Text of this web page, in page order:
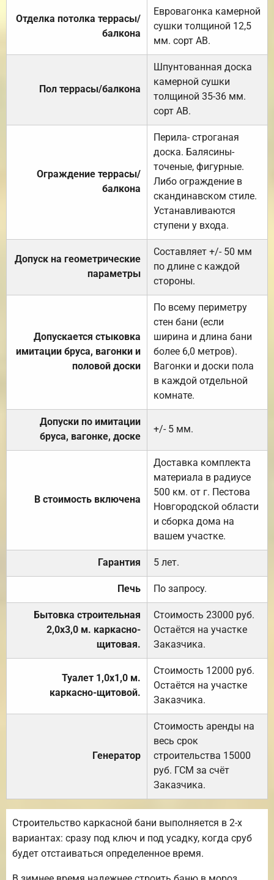
Отделка потолка террасы/
балкона
Евровагонка камерной
сушки толщиной 12,5
мм. сорт АВ.
Пол террасы/балкона
Шпунтованная доска
камерной сушки
толщиной 35-36 мм.
сорт АВ.
Ограждение террасы/
балкона
Перила- строганая
доска. Балясины-
точеные, фигурные.
Либо ограждение в
скандинавском стиле.
Устанавливаются
ступени у входа.
Допуск на геометрические
параметры
Составляет +/- 50 мм
по длине с каждой
стороны.
Допускается стыковка
имитации бруса, вагонки и
половой доски
По всему периметру
стен бани (если
ширина и длина бани
более 6,0 метров).
Вагонки и доски пола
в каждой отдельной
комнате.
Допуски по имитации
бруса, вагонке, доске
+/- 5 мм.
В стоимость включена
Доставка комплекта
материала в радиусе
500 км. от г. Пестова
Новгородской области
и сборка дома на
вашем участке.
Гарантия 5 лет.
Печь По запросу.
Бытовка строительная
2,0х3,0 м. каркасно-
щитовая.
Стоимость 23000 руб.
Остаётся на участке
Заказчика.
Туалет 1,0х1,0 м.
каркасно-щитовой.
Стоимость 12000 руб.
Остаётся на участке
Заказчика.
Генератор
Стоимость аренды на
весь срок
строительства 15000
руб. ГСМ за счёт
Заказчика.
Строительство каркасной бани выполняется в 2-х
вариантах: сразу под ключ и под усадку, когда сруб
будет отстаиваться определенное время.